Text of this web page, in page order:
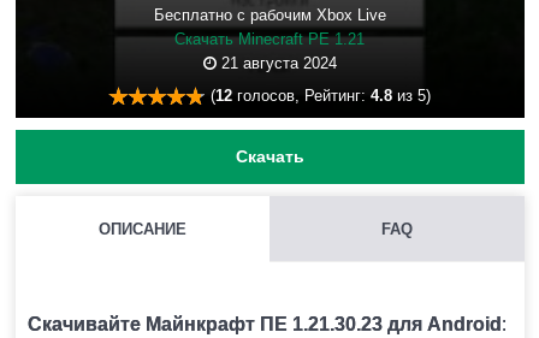
Бесплатно с рабочим Xbox Live
Скачать Minecraft PE 1.21
21 августа 2024
(12 голосов, Рейтинг: 4.8 из 5)
Скачать
ОПИСАНИЕ FAQ
Скачивайте Майнкрафт ПЕ 1.21.30.23 для Android :